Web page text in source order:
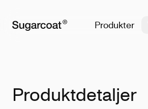
Produkter
Produktdetaljer